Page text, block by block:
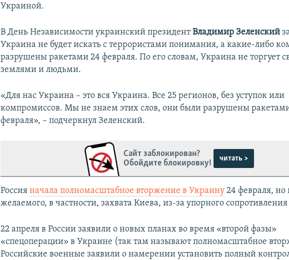
Украиной.
В День Независимости украинский президентВладимир Зеленский
Украина не будет искать с террористами понимания, а какие-либо
разрушены ракетами 24 февраля. По его словам, Украина не торгует
землями и людьми.
«Для нас Украина – это вся Украина. Все 25 регионов, без уступок или
компромиссов. Мы не знаем этих слов, они были разрушены
февраля», – подчеркнул Зеленский.
Сайт заблокирован?
Обойдите блокировку!
читать >
Россияначала полномасштабное вторжение в Украину 24 февраля, но
желаемого, в частности, захвата Киева, из-за упорного
22 апреля в России заявили о новых планах во время «второй фазы»
«спецоперации» в Украине (так там называют полномасштабное
Российские военные заявили о намерении установить полный